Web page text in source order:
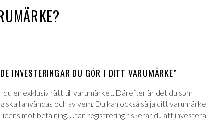
INVESTERINGAR DU GÖR I DITT VARUMÄRKE”
en exklusiv rätt till varumärket. Därefter är det du som
användas och av vem. Du kan också sälja ditt varumärke
mot betalning. Utan registrering riskerar du att investera